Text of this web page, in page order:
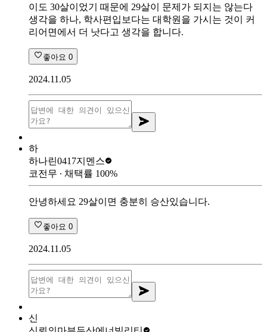
이도 30살이었기 때문에 29살이 문제가 되지는 않는다
생각을 하나, 학사편입보다는 대학원을 가시는 것이 커
리어면에서 더 낫다고 생각을 합니다.
좋아요 0
2024.11.05
하
하나린0417지멘스
코전무 ∙ 채택률 100%
안녕하세요 29살이면 충분히 승산있습니다.
좋아요 0
2024.11.05
신